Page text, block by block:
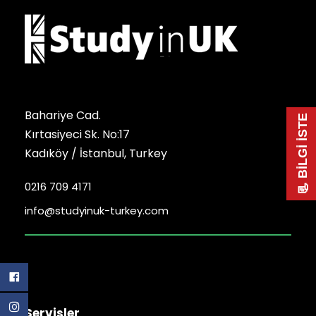
Bahariye Cad.
Kırtasiyeci Sk. No:17
Kadıköy / İstanbul, Turkey
0216 709 4171
info@studyinuk-turkey.com
📃 BİLGİ İSTE